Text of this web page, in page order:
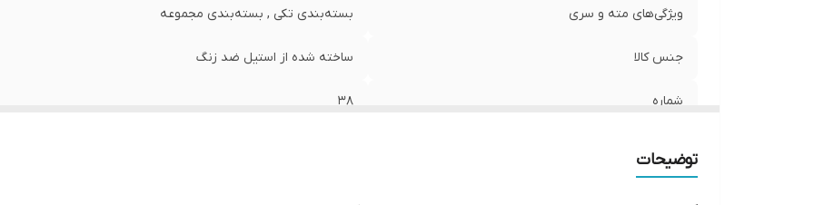
ویژگی‌های مته و سری بسته‌بندی تکی , بسته‌بندی مجموعه
جنس کالا ساخته شده از استیل ضد زنگ
شماره 38
توضیحات